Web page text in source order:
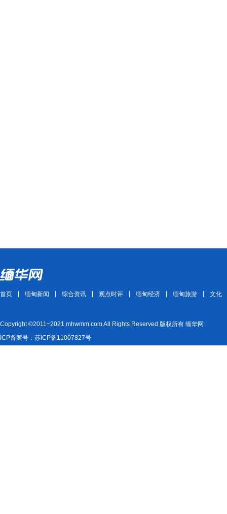
首页 缅甸新闻 综合资讯 观点时评 缅甸经济 缅甸旅游 文化
Copyright ©2011~2021 mhwmm.com All Rights Reserved 版权所有 缅华网
ICP备案号：苏ICP备11007827号